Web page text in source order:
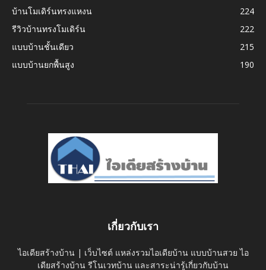
บ้านโมเดิร์นทรงแหงน
224
รีวิวบ้านทรงโมเดิร์น
222
แบบบ้านชั้นเดียว
215
แบบบ้านยกพื้นสูง
190
เกี่ยวกับเรา
ไอเดียสร้างบ้าน | เว็บไซต์ แหล่งรวมไอเดียบ้าน แบบบ้านสวย ไอ
เดียสร้างบ้าน รีโนเวทบ้าน และสาระน่ารู้เกี่ยวกับบ้าน